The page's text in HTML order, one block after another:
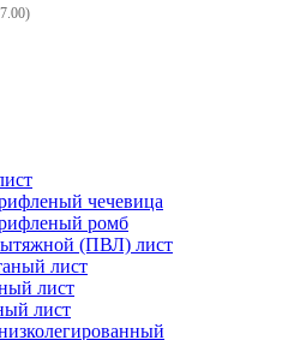
чечевица
ромб
(ПВЛ) лист
лист
лист
лист